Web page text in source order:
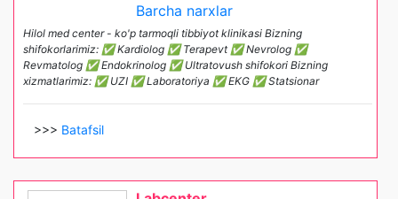
Barcha narxlar
Hilol med center - ko'p tarmoqli tibbiyot klinikasi Bizning
shifokorlarimiz: ✅ Kardiolog ✅ Terapevt ✅ Nevrolog ✅
Revmatolog ✅ Endokrinolog ✅ Ultratovush shifokori Bizning
xizmatlarimiz: ✅ UZI ✅ Laboratoriya ✅ EKG ✅ Statsionar
>>> Batafsil